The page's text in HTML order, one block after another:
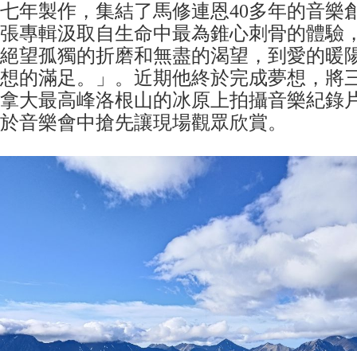
七年製作，集結了馬修連恩40多年的音樂
張專輯汲取自生命中最為錐心刺骨的體驗
絕望孤獨的折磨和無盡的渴望，到愛的暖
想的滿足。」。近期他終於完成夢想，將
拿大最高峰洛根山的冰原上拍攝音樂紀錄
於音樂會中搶先讓現場觀眾欣賞。